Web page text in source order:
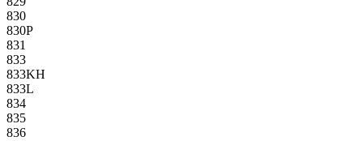
830
830P
831
833
833KH
833L
834
835
836